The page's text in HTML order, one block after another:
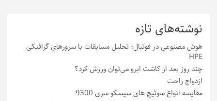
نوشته‌های تازه
هوش مصنوعی در فوتبال؛ تحلیل مسابقات با سرورهای گرافیکی
HPE
چند روز بعد از کاشت ابرو می‌توان ورزش کرد؟
ازدواج راحت
مقایسه انواع سوئیچ های سیسکو سری 9300